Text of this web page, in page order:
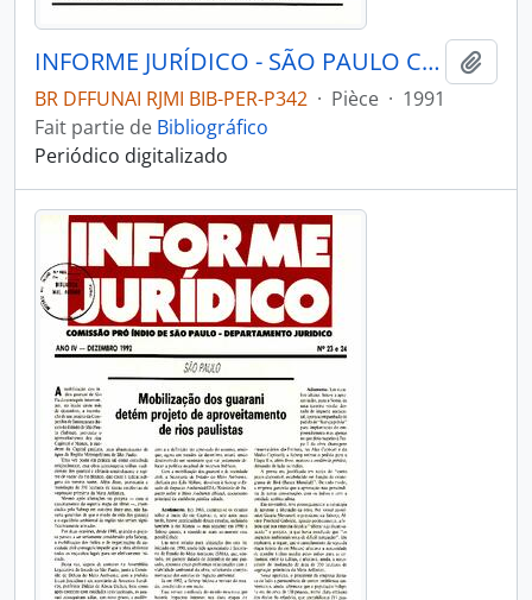
INFORME JURÍDICO - SÃO PAULO COMISSÃO PRÓ-ÍNDIO DE SÃO PAULO - DEPARTAMENTO JURÍDICO - 1991 - Nº16
BR DFFUNAI RJMI BIB-PER-P342 · Pièce · 1991
Fait partie de Bibliográfico
Periódico digitalizado